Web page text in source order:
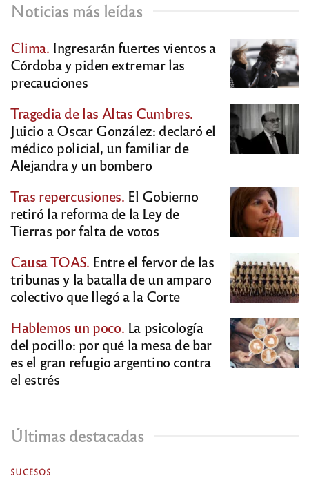
Noticias más leídas
Clima. Ingresarán fuertes vientos a
Córdoba y piden extremar las
precauciones
Tragedia de las Altas Cumbres.
Juicio a Oscar González: declaró el
médico policial, un familiar de
Alejandra y un bombero
Tras repercusiones. El Gobierno
retiró la reforma de la Ley de
Tierras por falta de votos
Causa TOAS. Entre el fervor de las
tribunas y la batalla de un amparo
colectivo que llegó a la Corte
Hablemos un poco. La psicología
del pocillo: por qué la mesa de bar
es el gran refugio argentino contra
el estrés
Últimas destacadas
SUCESOS